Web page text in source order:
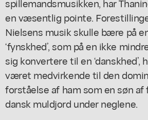
en væsentlig pointe.
Nielsens musik skulle bære på
‘fynskhed’, som på en ikke
sig konvertere til en ‘danskhed’,
været medvirkende til den
forståelse af ham som en søn
dansk muldjord under neglene.